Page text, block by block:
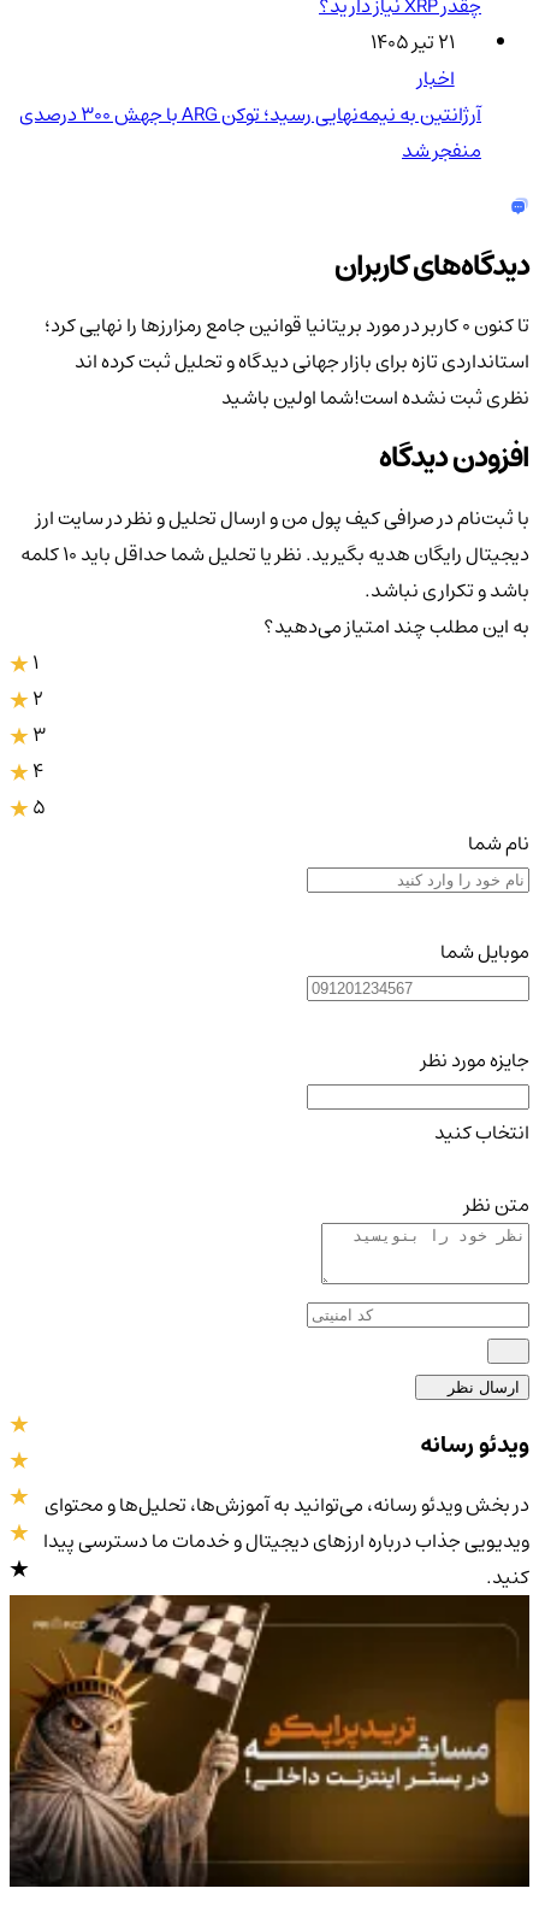
۲۱ تیر ۱۴۰۵
اخبار
آرژانتین به نیمه‌نهایی رسید؛ توکن ARG با جهش ۳۰۰ درصدی
منفجر شد
دیدگاه‌های کاربران
تا کنون 0 کاربر در مورد
بریتانیا قوانین جامع رمزارزها را نهایی کرد؛
استانداردی تازه برای بازار جهانیدیدگاه و تحلیل ثبت کرده اند
نظری ثبت نشده است!شما اولین باشید
افزودن دیدگاه
با ثبت‌نام در صرافی کیف پول من و ارسال تحلیل و نظر در سایت ارز
دیجیتال رایگان هدیه بگیرید. نظر یا تحلیل شما حداقل باید ۱۰ کلمه
باشد و تکراری نباشد.
به این مطلب چند امتیاز می‌دهید؟
3
4
5
نام شما
موبایل شما
جایزه مورد نظر
انتخاب کنید
متن نظر
ارسال نظر
4.9/5
ویدئو رسانه
در بخش ویدئو رسانه، می‌توانید به آموزش‌ها، تحلیل‌ها و محتوای
ویدیویی جذاب درباره ارزهای دیجیتال و خدمات ما دسترسی پیدا
کنید.